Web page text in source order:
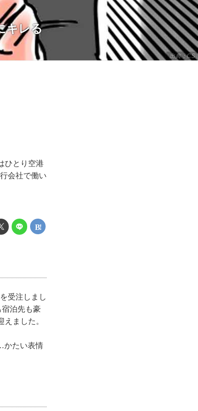
出典：CS
キレる
ひとり空港
会社で働い
受注しまし
泊先も豪
ました。
かたい表情